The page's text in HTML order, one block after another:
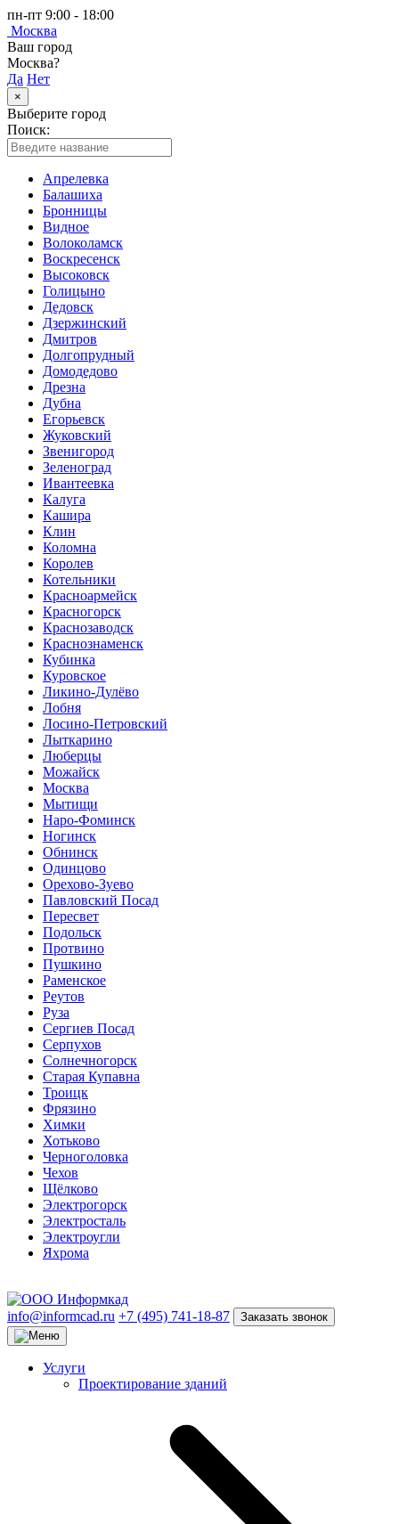
пн-пт 9:00 - 18:00
Москва
Ваш город
Москва?
Да Нет
×
Выберите город
Поиск:
Апрелевка
Балашиха
Бронницы
Видное
Волоколамск
Воскресенск
Высоковск
Голицыно
Дедовск
Дзержинский
Дмитров
Долгопрудный
Домодедово
Дрезна
Дубна
Егорьевск
Жуковский
Звенигород
Зеленоград
Ивантеевка
Калуга
Кашира
Клин
Коломна
Королев
Котельники
Красноармейск
Красногорск
Краснозаводск
Краснознаменск
Кубинка
Куровское
Ликино-Дулёво
Лобня
Лосино-Петровский
Лыткарино
Люберцы
Можайск
Москва
Мытищи
Наро-Фоминск
Ногинск
Обнинск
Одинцово
Орехово-Зуево
Павловский Посад
Пересвет
Подольск
Протвино
Пушкино
Раменское
Реутов
Руза
Сергиев Посад
Серпухов
Солнечногорск
Старая Купавна
Троицк
Фрязино
Химки
Хотьково
Черноголовка
Чехов
Щёлково
Электрогорск
Электросталь
Электроугли
Яхрома
info@informcad.ru +7 (495) 741-18-87 Заказать звонок
Услуги
Проектирование зданий